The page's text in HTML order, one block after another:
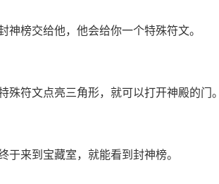
榜交给他，他会给你一个特殊符文。
符文点亮三角形，就可以打开神殿的门。
来到宝藏室，就能看到封神榜。